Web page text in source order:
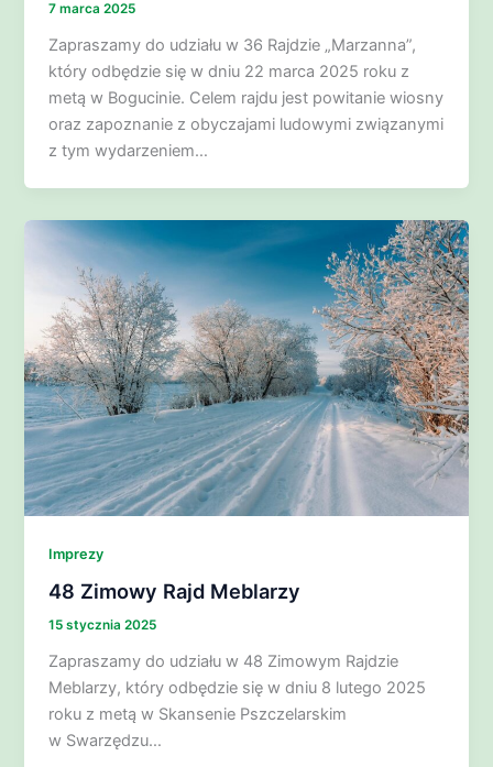
7 marca 2025
Zapraszamy do udziału w 36 Rajdzie „Marzanna”,
który odbędzie się w dniu 22 marca 2025 roku z
metą w Bogucinie. Celem rajdu jest powitanie wiosny
oraz zapoznanie z obyczajami ludowymi związanymi
z tym wydarzeniem…
Imprezy
48 Zimowy Rajd Meblarzy
15 stycznia 2025
Zapraszamy do udziału w 48 Zimowym Rajdzie
Meblarzy, który odbędzie się w dniu 8 lutego 2025
roku z metą w Skansenie Pszczelarskim
w Swarzędzu…